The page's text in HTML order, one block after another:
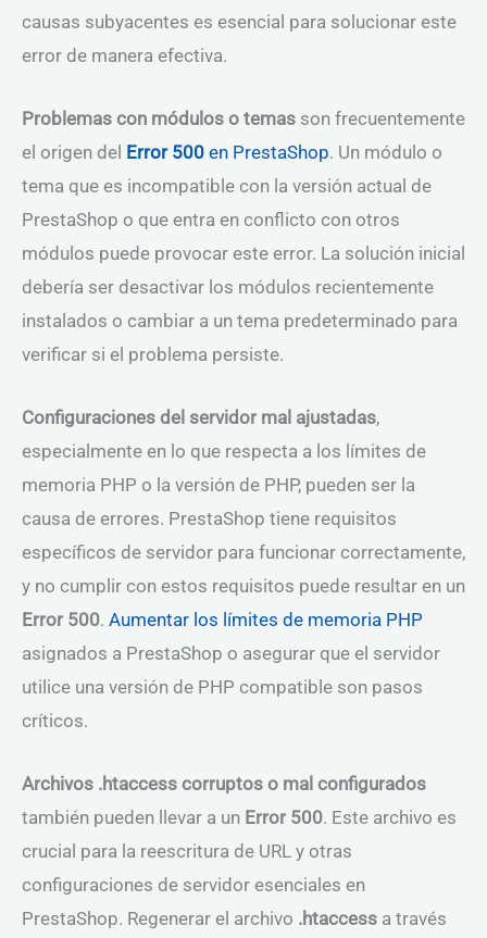
causas subyacentes es esencial para solucionar este
error de manera efectiva.
Problemas con módulos o temas son frecuentemente
el origen del Error 500 en PrestaShop. Un módulo o
tema que es incompatible con la versión actual de
PrestaShop o que entra en conflicto con otros
módulos puede provocar este error. La solución inicial
debería ser desactivar los módulos recientemente
instalados o cambiar a un tema predeterminado para
verificar si el problema persiste.
Configuraciones del servidor mal ajustadas,
especialmente en lo que respecta a los límites de
memoria PHP o la versión de PHP, pueden ser la
causa de errores. PrestaShop tiene requisitos
específicos de servidor para funcionar correctamente,
y no cumplir con estos requisitos puede resultar en un
Error 500. Aumentar los límites de memoria PHP
asignados a PrestaShop o asegurar que el servidor
utilice una versión de PHP compatible son pasos
críticos.
Archivos .htaccess corruptos o mal configurados
también pueden llevar a un Error 500. Este archivo es
crucial para la reescritura de URL y otras
configuraciones de servidor esenciales en
PrestaShop. Regenerar el archivo .htaccess a través